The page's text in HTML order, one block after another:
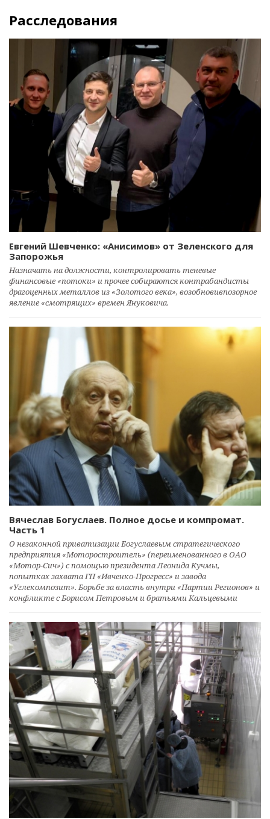
Расследования
Евгений Шевченко: «Анисимов» от Зеленского для
Запорожья
Назначать на должности, контролировать теневые
финансовые «потоки» и прочее собираются контрабандисты
драгоценных металлов из «Золотого века», возобновивпозорное
явление «смотрящих» времен Януковича.
Вячеслав Богуслаев. Полное досье и компромат.
Часть 1
О незаконной приватизации Богуслаевым стратегического
предприятия «Моторостроитель» (переименованного в ОАО
«Мотор-Сич») с помощью президента Леонида Кучмы,
попытках захвата ГП «Ивченко-Прогресс» и завода
«Углекомпозит». Борьбе за власть внутри «Партии Регионов» и
конфликте с Борисом Петровым и братьями Кальцевыми